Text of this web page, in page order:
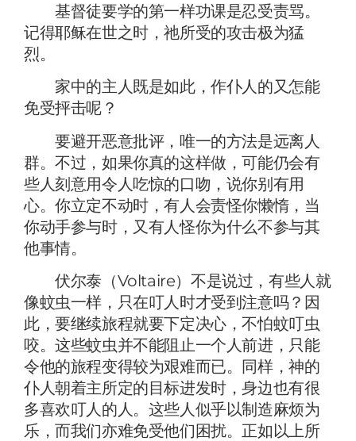
基督徒要学的第一样功课是忍受责骂。
记得耶稣在世之时，祂所受的攻击极为猛
烈。
家中的主人既是如此，作仆人的又怎能
免受抨击呢？
要避开恶意批评，唯一的方法是远离人
群。不过，如果你真的这样做，可能仍会有
些人刻意用令人吃惊的口吻，说你别有用
心。你立定不动时，有人会责怪你懒惰，当
你动手参与时，又有人怪你为什么不参与其
他事情。
伏尔泰（Voltaire）不是说过，有些人就
像蚊虫一样，只在叮人时才受到注意吗？因
此，要继续旅程就要下定决心，不怕蚊叮虫
咬。这些蚊虫并不能阻止一个人前进，只能
令他的旅程变得较为艰难而已。同样，神的
仆人朝着主所定的目标进发时，身边也有很
多喜欢叮人的人。这些人似乎以制造麻烦为
乐，而我们亦难免受他们困扰。正如以上所